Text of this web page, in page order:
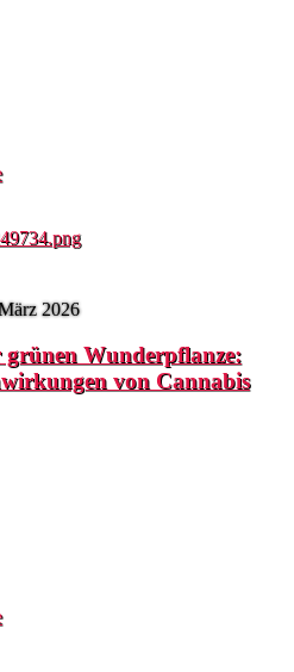
2026
grünen Wunderpflanze:
von Cannabis